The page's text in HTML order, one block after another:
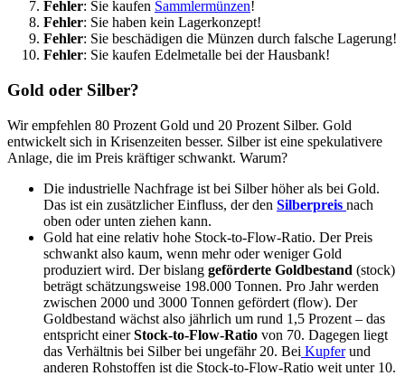
Fehler: Sie kaufen Sammlermünzen!
Fehler: Sie haben kein Lagerkonzept!
Fehler: Sie beschädigen die Münzen durch falsche Lagerung!
Fehler: Sie kaufen Edelmetalle bei der Hausbank!
Gold oder Silber?
Wir empfehlen 80 Prozent Gold und 20 Prozent Silber. Gold
entwickelt sich in Krisenzeiten besser. Silber ist eine spekulativere
Anlage, die im Preis kräftiger schwankt. Warum?
Die industrielle Nachfrage ist bei Silber höher als bei Gold.
Das ist ein zusätzlicher Einfluss, der den Silberpreis nach
oben oder unten ziehen kann.
Gold hat eine relativ hohe Stock-to-Flow-Ratio. Der Preis
schwankt also kaum, wenn mehr oder weniger Gold
produziert wird. Der bislang geförderte Goldbestand (stock)
beträgt schätzungsweise 198.000 Tonnen. Pro Jahr werden
zwischen 2000 und 3000 Tonnen gefördert (flow). Der
Goldbestand wächst also jährlich um rund 1,5 Prozent – das
entspricht einerStock-to-Flow-Ratio von 70. Dagegen liegt
das Verhältnis bei Silber bei ungefähr 20. Bei Kupferund
anderen Rohstoffen ist die Stock-to-Flow-Ratio weit unter 10.